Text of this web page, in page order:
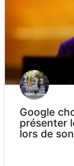
Google
présenter
lors de